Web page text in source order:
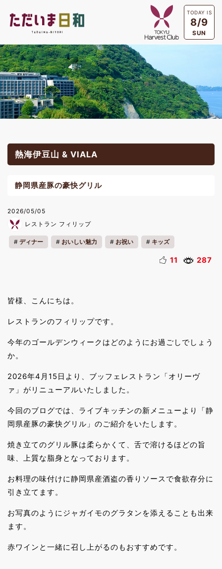
TODAY IS
8/9
SUN
熱海伊豆山 & VIALA
静岡県産豚の豪快グリル
2026/05/05
レストラン フィリップ
ディナー おいしい魅力 お祝い キッズ
ワ―ケーション
11 287
皆様、こんにちは。
レストランのフィリップです。
今年のゴールデンウィークはどのようにお過ごしでしょう
か。
2026年4月15日より、ブッフェレストラン「オリーヴ
ァ」がリニューアルいたしました。
今回のブログでは、ライブキッチンの新メニューより「静
岡県産豚の豪快グリル」のご紹介をいたします。
焼き立てのグリル豚は柔らかくて、舌で溶けるほどの旨
味、上質な脂身となっております。
お料理の味付けに静岡県産酒盗の香りソースで食欲存分に
引き立てます。
お写真のようにジャガイモのグラタンを添えることも出来
ます。
赤ワインと一緒に召し上がるのもおすすめです。